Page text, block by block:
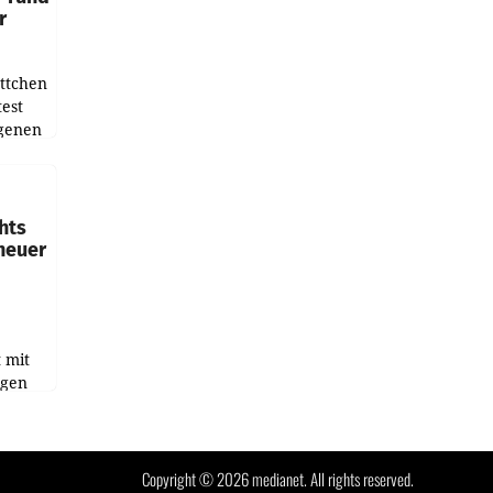
mit
sich
Copyright © 2026 medianet. All rights reserved.